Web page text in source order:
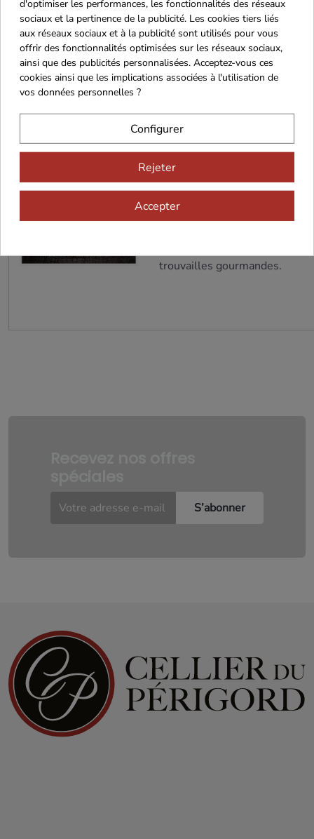
2.50€
4.95€
Nouveau Catalogue Général
En Périgord, le soleil est
températures nous rappellent
pas !
C’est également le moment
sa grande sortie : il est
téléchargement, et arrivera
d’ici une poignée de jours.
trouvailles gourmandes.
d'optimiser les performances, les fonctionnalités des réseaux
sociaux et la pertinence de la publicité. Les cookies tiers liés
aux réseaux sociaux et à la publicité sont utilisés pour vous
offrir des fonctionnalités optimisées sur les réseaux sociaux,
ainsi que des publicités personnalisées. Acceptez-vous ces
cookies ainsi que les implications associées à l'utilisation de
vos données personnelles ?
Configurer
Rejeter
Accepter